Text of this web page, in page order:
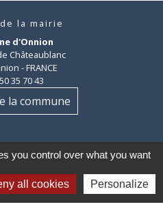
la mairie
d'Onnion
Châteaublanc
- FRANCE
35 70 43
la commune
de confidentialité -
- Gestion des cookies
you control over what you want
all cookies Personalize